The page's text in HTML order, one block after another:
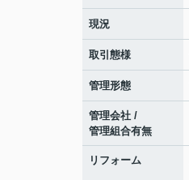
現況
取引態様
管理形態
管理会社 /
管理組合有無
リフォーム